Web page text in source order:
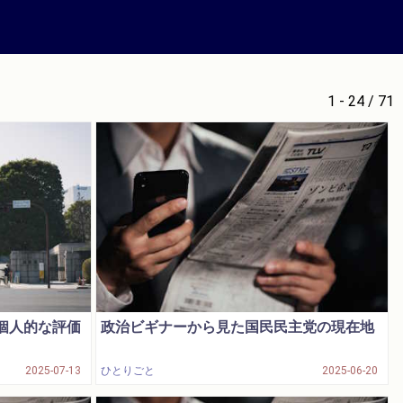
1 - 24 / 71
人的な評価
2025-07-13
政治ビギナーから見た国民民主党の現在地
ひとりごと 2025-06-20